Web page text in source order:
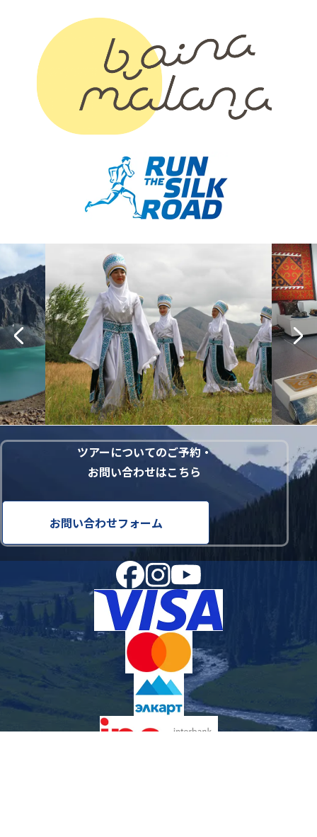
ツアーについてのご予約・
お問い合わせはこちら
お問い合わせフォーム